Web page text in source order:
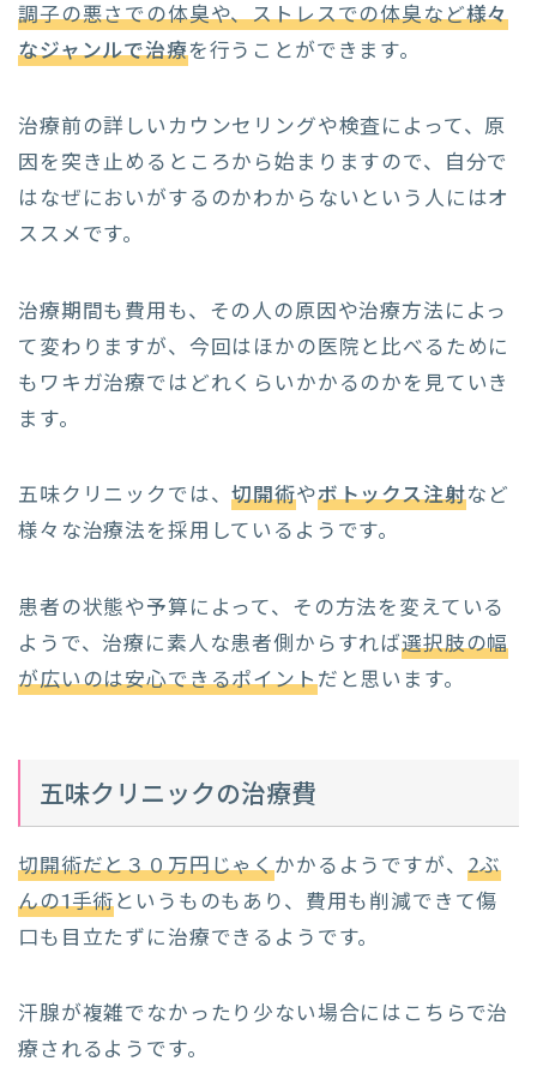
調子の悪さでの体臭や、ストレスでの体臭など様々
なジャンルで治療を行うことができます。
治療前の詳しいカウンセリングや検査によって、原
因を突き止めるところから始まりますので、自分で
はなぜにおいがするのかわからないという人にはオ
ススメです。
治療期間も費用も、その人の原因や治療方法によっ
て変わりますが、今回はほかの医院と比べるために
もワキガ治療ではどれくらいかかるのかを見ていき
ます。
五味クリニックでは、切開術やボトックス注射など
様々な治療法を採用しているようです。
患者の状態や予算によって、その方法を変えている
ようで、治療に素人な患者側からすれば選択肢の幅
が広いのは安心できるポイントだと思います。
五味クリニックの治療費
切開術だと３０万円じゃくかかるようですが、 2ぶ
んの1手術というものもあり、費用も削減できて傷
口も目立たずに治療できるようです。
汗腺が複雑でなかったり少ない場合にはこちらで治
療されるようです。